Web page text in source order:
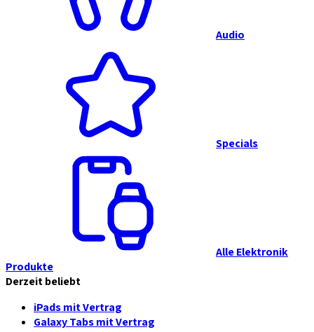
Audio
Specials
Alle Elektronik
Produkte
Derzeit beliebt
iPads mit Vertrag
Galaxy Tabs mit Vertrag